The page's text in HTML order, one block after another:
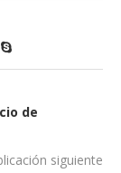
de
siguiente